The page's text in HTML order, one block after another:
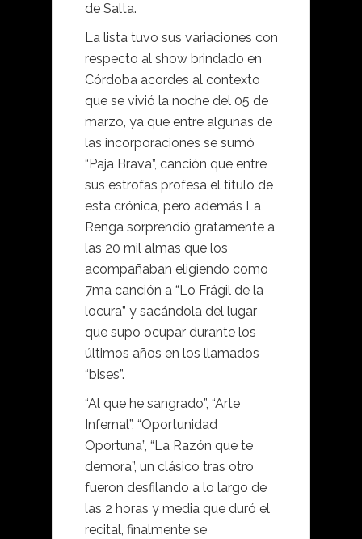
de Salta.
La lista tuvo sus variaciones con
respecto al show brindado en
Córdoba acordes al contexto
que se vivió la noche del 05 de
marzo, ya que entre algunas de
las incorporaciones se sumó
“Paja Brava”, canción que entre
sus estrofas profesa el título de
esta crónica, pero además La
Renga sorprendió gratamente a
las 20 mil almas que los
acompañaban eligiendo como
7ma canción a “Lo Frágil de la
locura” y sacándola del lugar
que supo ocupar durante los
últimos años en los llamados
“bises”.
“Al que he sangrado”, “Arte
Infernal”, “Oportunidad
Oportuna”, “La Razón que te
demora”, un clásico tras otro
fueron desfilando a lo largo de
las 2 horas y media que duró el
recital, finalmente se